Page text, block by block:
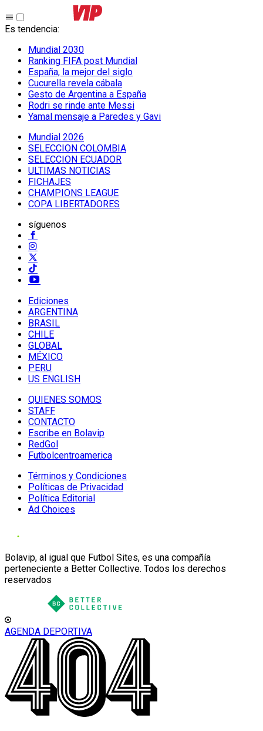
Es tendencia:
Mundial 2030
Ranking FIFA post Mundial
España, la mejor del siglo
Cucurella revela cábala
Gesto de Argentina a España
Rodri se rinde ante Messi
Yamal mensaje a Paredes y Gavi
Mundial 2026
SELECCION COLOMBIA
SELECCION ECUADOR
ULTIMAS NOTICIAS
FICHAJES
CHAMPIONS LEAGUE
COPA LIBERTADORES
síguenos
Ediciones
ARGENTINA
BRASIL
CHILE
GLOBAL
MÉXICO
PERU
US ENGLISH
QUIENES SOMOS
STAFF
CONTACTO
Escribe en Bolavip
RedGol
Futbolcentroamerica
Términos y Condiciones
Políticas de Privacidad
Política Editorial
Ad Choices
Bolavip, al igual que Futbol Sites, es una compañía
perteneciente a Better Collective. Todos los derechos
reservados
AGENDA DEPORTIVA